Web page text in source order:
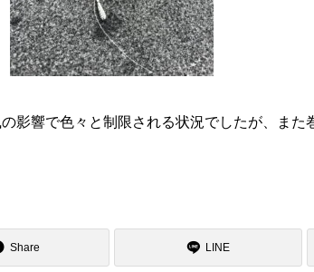
影響で色々と制限される状況でしたが、また
Share LINE